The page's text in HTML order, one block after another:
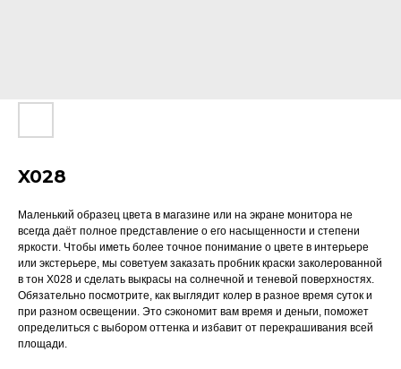
X028
Маленький образец цвета в магазине или на экране монитора не
всегда даёт полное представление о его насыщенности и степени
яркости. Чтобы иметь более точное понимание о цвете в интерьере
или экстерьере, мы советуем заказать пробник краски заколерованной
в тон X028 и сделать выкрасы на солнечной и теневой поверхностях.
Обязательно посмотрите, как выглядит колер в разное время суток и
при разном освещении. Это сэкономит вам время и деньги, поможет
определиться с выбором оттенка и избавит от перекрашивания всей
площади.